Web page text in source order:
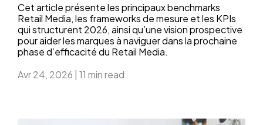
Cet article présente les principaux benchmarks
Retail Media, les frameworks de mesure et les KPIs
qui structurent 2026, ainsi qu’une vision prospective
pour aider les marques à naviguer dans la prochaine
phase d’efficacité du Retail Media.
Avr 24, 2026 | 11 min read